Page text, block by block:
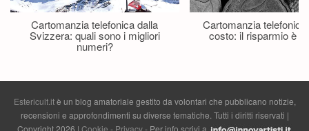
Cartomanzia telefonica dalla
Svizzera: quali sono i migliori
numeri?
Cartomanzia
costo: il risparmio è
Estericult.itè un blog amatoriale gestito da volontari che pubblicano notizie,
recensioni e approfondimenti su diverse tematiche. Tutti i diritti riservati |